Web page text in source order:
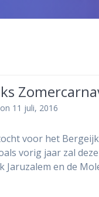
on 11 juli, 2016
voor het
vorig jaar zal
Jaruzalem en de